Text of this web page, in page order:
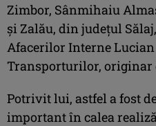
Zimbor, Sânmihaiu
și Zalău, din județul
Afacerilor Interne
Transporturilor, originar
Potrivit lui, astfel a fost
important în calea